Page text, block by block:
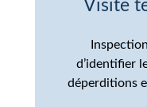
Visite
d’identifier
déperditions